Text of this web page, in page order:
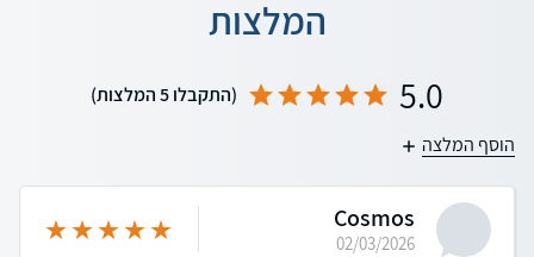
המלצות
הוסף המלצה
5.0 (התקבלו 5 המלצות)
Cosmos
02/03/2026